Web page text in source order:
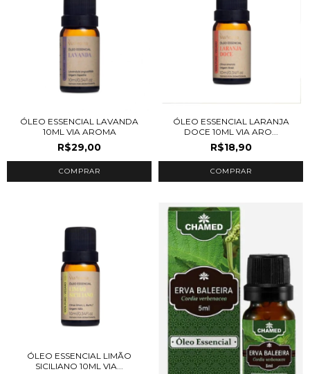
ÓLEO ESSENCIAL LAVANDA
10ML VIA AROMA
R$29,00
ÓLEO ESSENCIAL LARANJA
DOCE 10ML VIA ARO...
R$18,90
ÓLEO ESSENCIAL LIMÃO
SICILIANO 10ML VIA...